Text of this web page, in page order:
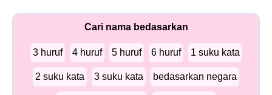
Cari nama bedasarkan
3 huruf 4 huruf 5 huruf 6 huruf 1 suku kata
2 suku kata 3 suku kata bedasarkan negara